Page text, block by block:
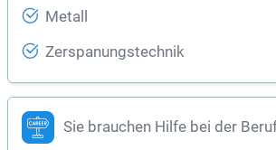
Metall
Zerspanungstechnik
Sie brauchen Hilfe bei der